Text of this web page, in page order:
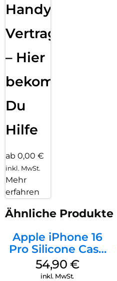
Handy
– Hier
bekommst
Du
Hilfe
ab 0,00 €
inkl. MwSt.
Mehr
erfahren
Ähnliche Produkte
Apple iPhone 16
Pro Silicone Case
MagSafe Black
54,90 €
inkl. MwSt.